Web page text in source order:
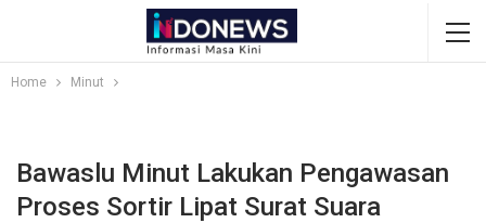
Home Minut
Bawaslu Minut Lakukan Pengawasan
Proses Sortir Lipat Surat Suara